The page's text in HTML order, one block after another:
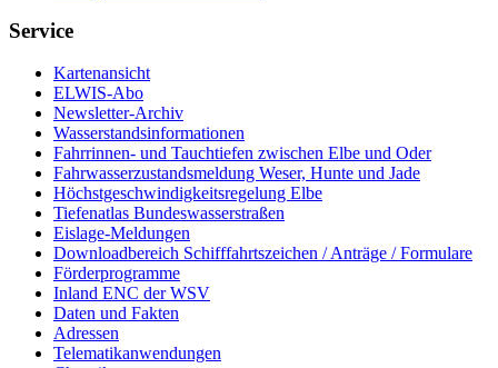
Service
Kar­ten­an­sicht
EL­WIS-​Abo
Newslet­ter-​Ar­chiv
Was­ser­stands­in­for­ma­tio­nen
Fahr­rin­nen-​ und Tauch­tie­fen zwi­schen El­be und Oder
Fahr­was­ser­zu­stands­mel­dung We­ser, Hun­te und Ja­de
Höchst­ge­schwin­dig­keits­re­ge­lung El­be
Tie­fe­n­at­las Bun­des­was­ser­stra­ßen
Eis­la­ge-​Mel­dun­gen
Dow­n­load­be­reich Schiff­fahrts­zei­chen / An­trä­ge / For­mu­la­re
För­der­pro­gram­me
In­land ENC der WSV
Da­ten und Fak­ten
Adres­sen
Te­le­ma­ti­kan­wen­dun­gen